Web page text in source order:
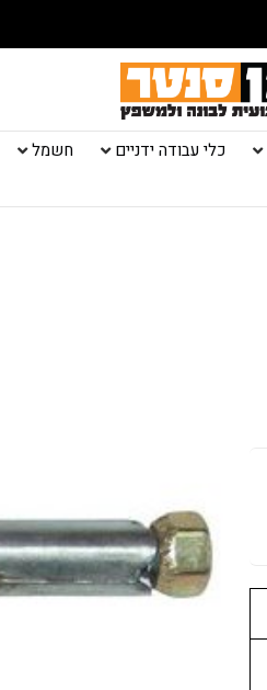
כלי עבודה ידניים חשמל